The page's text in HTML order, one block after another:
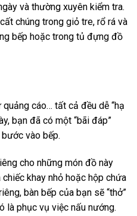
và thường xuyên kiểm tra.
chúng trong giỏ tre, rổ rá và
bếp hoặc trong tủ đựng đồ
cáo… tất cả đều dễ “hạ
bạn đã có một “bãi đáp”
vào bếp.
cho những món đồ này
khay nhỏ hoặc hộp chứa
bàn bếp của bạn sẽ “thở”
là phục vụ việc nấu nướng.